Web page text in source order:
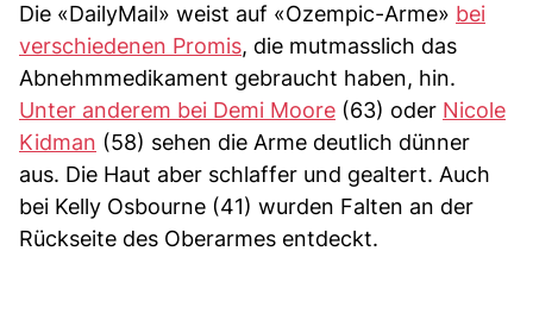
Die «DailyMail» weist auf «Ozempic-Arme» bei
verschiedenen Promis, die mutmasslich das
Abnehmmedikament gebraucht haben, hin.
Unter anderem bei Demi Moore (63) oder Nicole
Kidman (58) sehen die Arme deutlich dünner
aus. Die Haut aber schlaffer und gealtert. Auch
bei Kelly Osbourne (41) wurden Falten an der
Rückseite des Oberarmes entdeckt.